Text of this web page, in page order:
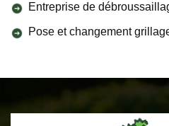
Entreprise de
Pose et changement